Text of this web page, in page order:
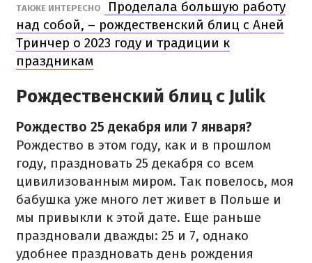
ТАКЖЕ ИНТЕРЕСНО
Проделала большую работу
над собой, – рождественский блиц с Аней
Тринчер о 2023 году и традиции к
праздникам
Рождественский блиц с Julik
Рождество 25 декабря или 7 января?
Рождество в этом году, как и в прошлом
году, праздновать 25 декабря со всем
цивилизованным миром. Так повелось, моя
бабушка уже много лет живет в Польше и
мы привыкли к этой дате. Еще раньше
праздновали дважды: 25 и 7, однако
удобнее праздновать день рождения